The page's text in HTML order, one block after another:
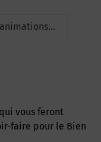
vous feront
faire pour le Bien